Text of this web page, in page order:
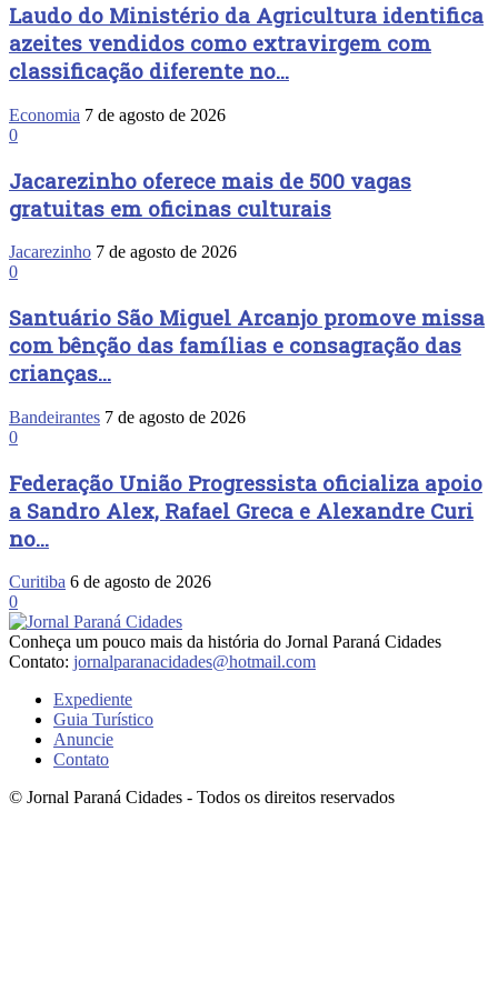
Laudo do Ministério da Agricultura identifica
azeites vendidos como extravirgem com
classificação diferente no...
Economia 7 de agosto de 2026
0
Jacarezinho oferece mais de 500 vagas
gratuitas em oficinas culturais
Jacarezinho 7 de agosto de 2026
0
Santuário São Miguel Arcanjo promove missa
com bênção das famílias e consagração das
crianças...
Bandeirantes 7 de agosto de 2026
0
Federação União Progressista oficializa apoio
a Sandro Alex, Rafael Greca e Alexandre Curi
no...
Curitiba 6 de agosto de 2026
0
Conheça um pouco mais da história do Jornal Paraná Cidades
Contato: jornalparanacidades@hotmail.com
Expediente
Guia Turístico
Anuncie
Contato
© Jornal Paraná Cidades - Todos os direitos reservados